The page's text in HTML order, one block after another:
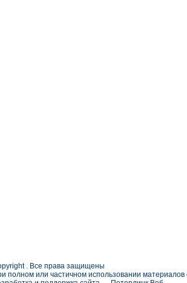
. Все права защищены
полном или частичном использовании